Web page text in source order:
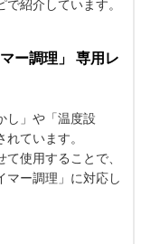
紹介しています。
ー調理」 専用レ
し」や「温度設
ています。
使用することで、
マー調理」に対応し